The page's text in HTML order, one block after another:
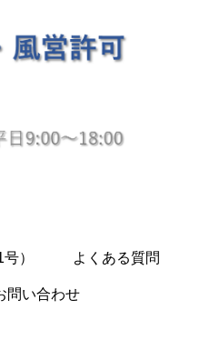
） よくある質問
問い合わせ